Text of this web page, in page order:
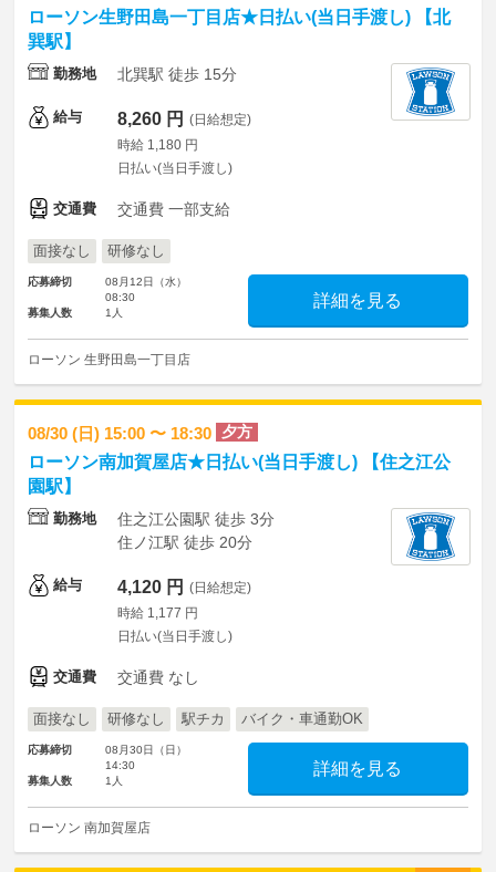
ローソン生野田島一丁目店★日払い(当日手渡し) 【北
巽駅】
勤務地 北巽駅 徒歩 15分
給与 8,260 円 (日給想定)
時給 1,180 円
日払い(当日手渡し)
交通費 交通費 一部支給
面接なし 研修なし
応募締切
08月12日（水）
08:30
募集人数
1人
詳細を見る
ローソン 生野田島一丁目店
08/30 (日) 15:00 〜 18:30 夕方
ローソン南加賀屋店★日払い(当日手渡し) 【住之江公
園駅】
勤務地
住之江公園駅 徒歩 3分
住ノ江駅 徒歩 20分
給与 4,120 円 (日給想定)
時給 1,177 円
日払い(当日手渡し)
交通費 交通費 なし
面接なし 研修なし 駅チカ バイク・車通勤OK
応募締切
08月30日（日）
14:30
募集人数
1人
詳細を見る
ローソン 南加賀屋店